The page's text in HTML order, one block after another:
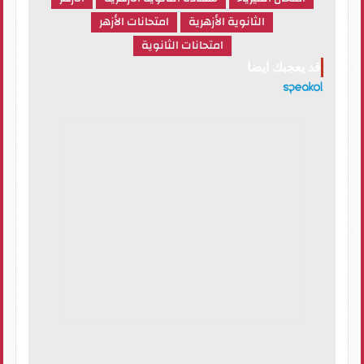
الثانوية الأزهرية
امتحانات الأزهر
امتحانات الثانوية